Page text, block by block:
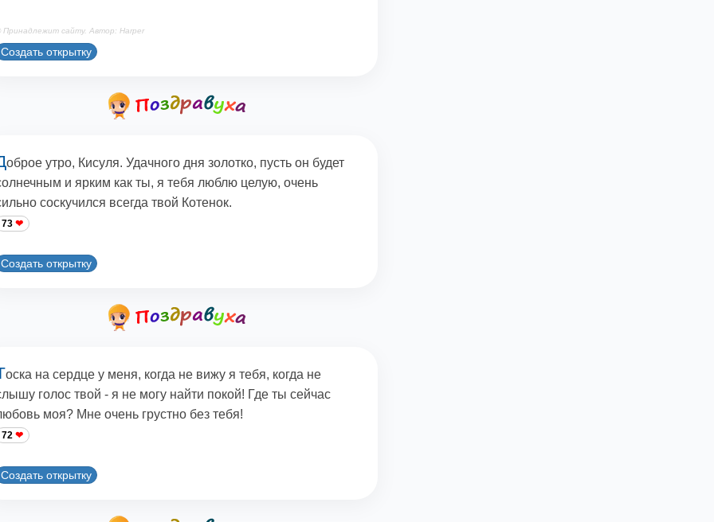
Принадлежит сайту. Автор: Harper
Создать открытку
оброе утро, Кисуля. Удачного дня золотко, пусть он будет
и ярким как ты, я тебя люблю целую, очень
соскучился всегда твой Котенок.
73
Создать открытку
оска на сердце у меня, когда не вижу я тебя, когда не
голос твой - я не могу найти покой! Где ты сейчас
моя? Мне очень грустно без тебя!
72
Создать открытку